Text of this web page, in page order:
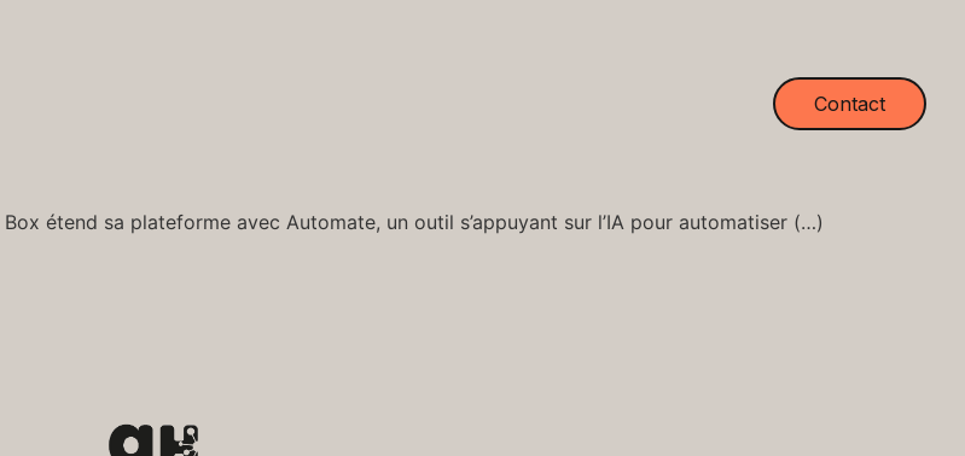
Contact
étend sa plateforme avec Automate, un outil s’appuyant sur l’IA pour automatiser (…)